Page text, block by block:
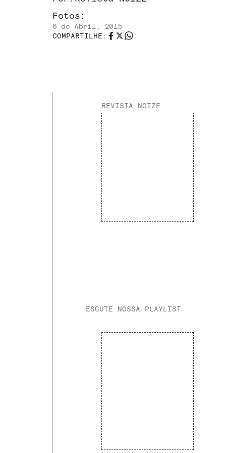
Fotos:
6 de Abril, 2015
COMPARTILHE:
REVISTA NOIZE
ESCUTE NOSSA PLAYLIST